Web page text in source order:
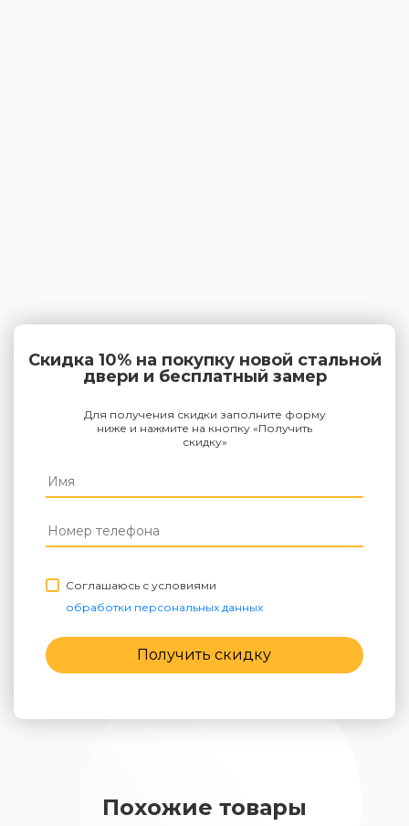
Скидка 10% на покупку новой стальной
двери и бесплатный замер
Для получения скидки заполните форму
ниже и нажмите на кнопку «Получить
скидку»
Соглашаюсь с условиями
обработки персональных данных
Получить скидку
Похожие товары